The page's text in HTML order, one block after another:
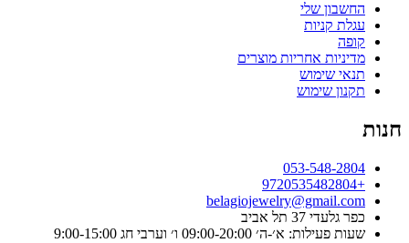
החשבון שלי
עגלת קניות
קופה
מדיניות אחריות מוצרים
תנאי שימוש
תקנון שימוש
חנות
053-548-2804
+9720535482804
belagiojewelry@gmail.com
כפר גלעדי 37 תל אביב
שעות פעילות: א׳-ה׳ 09:00-20:00 ו׳ וערבי חג 9:00-15:00